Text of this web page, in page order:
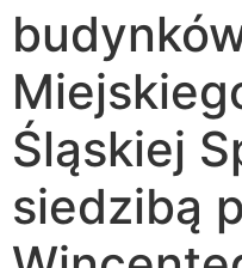
Śląskiej
siedzibą